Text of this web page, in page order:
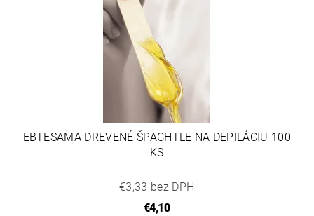
EBTESAMA DREVENÉ ŠPACHTLE NA DEPILÁCIU 100
KS
€3,33 bez DPH
€4,10